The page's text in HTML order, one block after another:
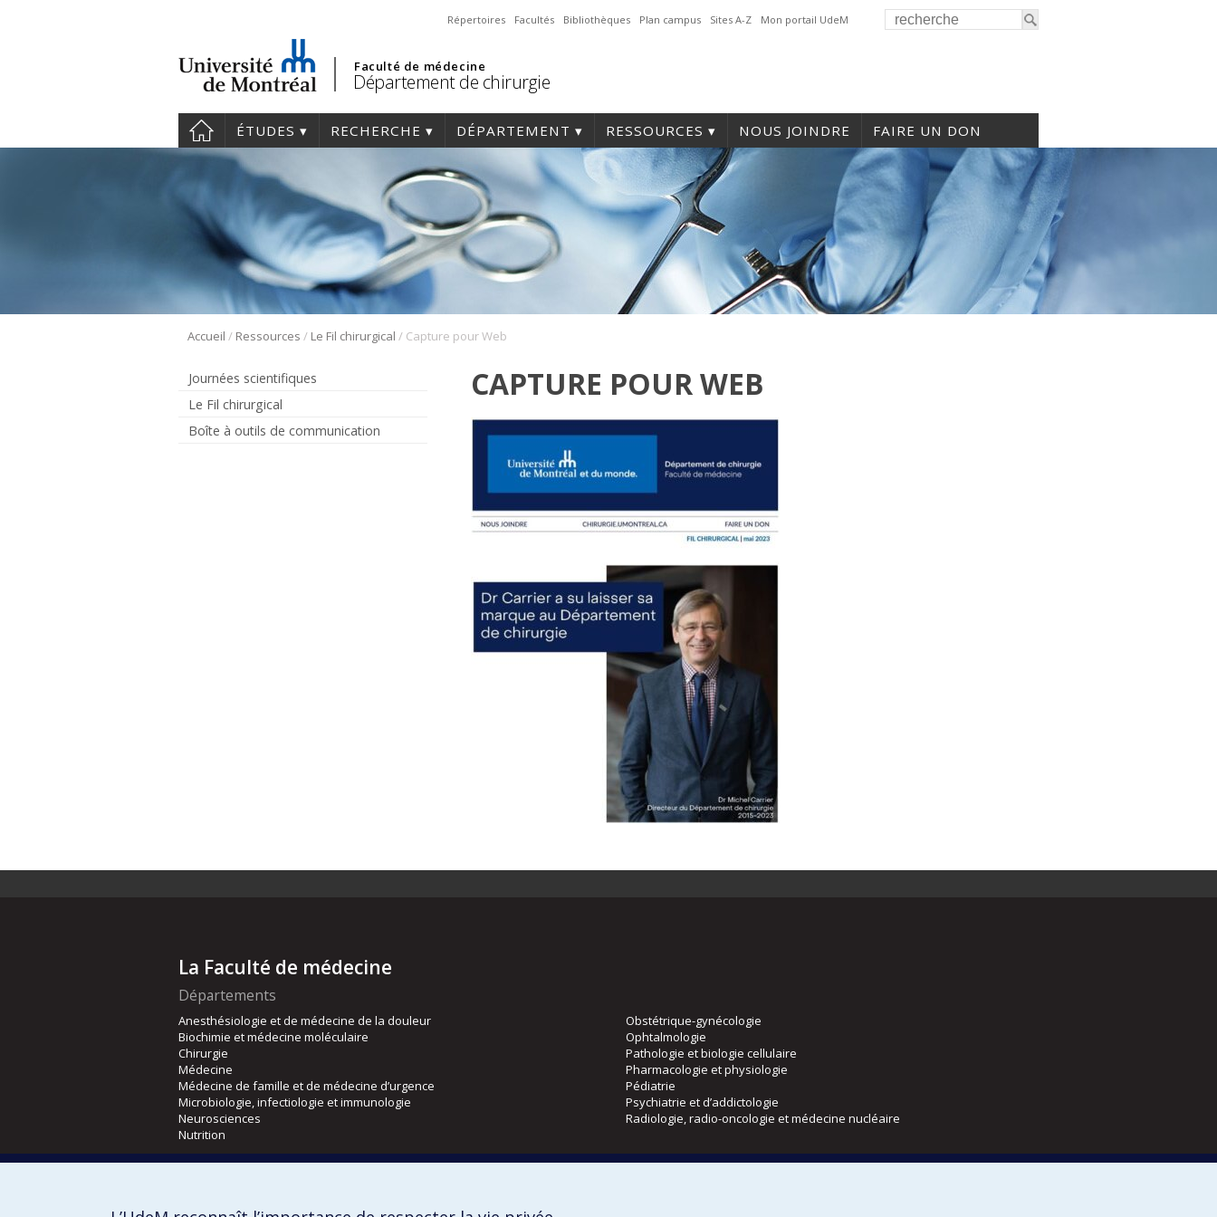
Répertoires Facultés Bibliothèques Plan campus Sites A-Z Mon portail UdeM
Faculté de médecine
Département de chirurgie
ÉTUDES RECHERCHE DÉPARTEMENT RESSOURCES NOUS JOINDRE FAIRE UN DON
Accueil / Ressources / Le Fil chirurgical / Capture pour Web
Journées scientifiques
Le Fil chirurgical
Boîte à outils de communication
CAPTURE POUR WEB
La Faculté de médecine
Départements
Anesthésiologie et de médecine de la douleur
Biochimie et médecine moléculaire
Chirurgie
Médecine
Médecine de famille et de médecine d’urgence
Microbiologie, infectiologie et immunologie
Neurosciences
Nutrition
Obstétrique-gynécologie
Ophtalmologie
Pathologie et biologie cellulaire
Pharmacologie et physiologie
Pédiatrie
Psychiatrie et d’addictologie
Radiologie, radio-oncologie et médecine nucléaire